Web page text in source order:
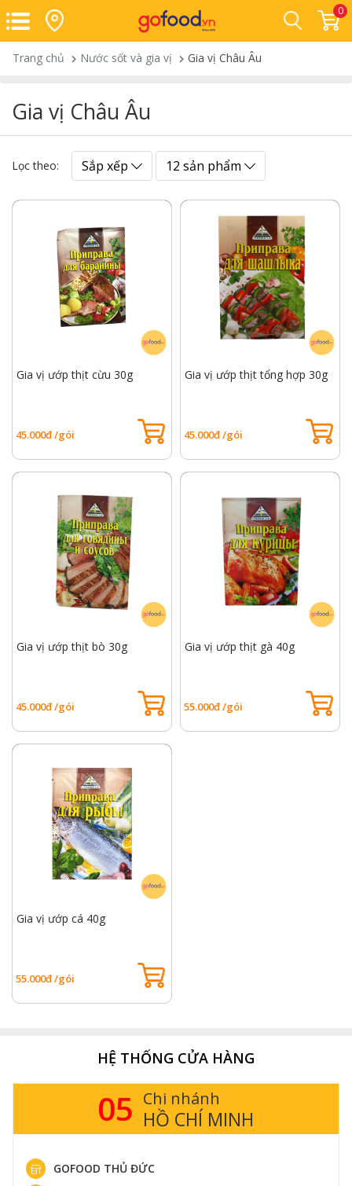
0
Trang chủ Nước sốt và gia vị Gia vị Châu Âu
Gia vị Châu Âu
Lọc theo: Sắp xếp 12 sản phẩm
Gia vị ướp thịt cừu 30g
45.000đ /gói
Gia vị ướp thịt tổng hợp 30g
45.000đ /gói
Gia vị ướp thịt bò 30g
45.000đ /gói
Gia vị ướp thịt gà 40g
55.000đ /gói
Gia vị ướp cá 40g
55.000đ /gói
HỆ THỐNG CỬA HÀNG
05 Chi nhánh
HỒ CHÍ MINH
GOFOOD THỦ ĐỨC